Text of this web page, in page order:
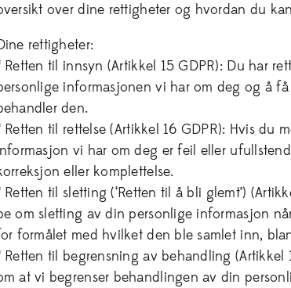
over dine rettigheter og hvordan du
rettigheter:
Retten til innsyn (Artikkel 15 GDPR): Du har
informasjonen vi har om deg og å
den.
Retten til rettelse (Artikkel 16 GDPR): Hvis du
vi har om deg er feil eller
eller komplettelse.
Retten til sletting (‘Retten til å bli glemt’)
om sletting av din personlige informasjon
formålet med hvilket den ble samlet inn,
Retten til begrensning av behandling (Artikkel
at vi begrenser behandlingen av din